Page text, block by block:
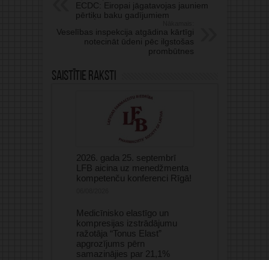
ECDC: Eiropai jāgatavojas jauniem
pērtiķu baku gadījumiem
Veselības inspekcija atgādina kārtīgi
notecināt ūdeni pēc ilgstošas
prombūtnes
Saistītie raksti
2026. gada 25. septembrī
LFB aicina uz menedžmenta
kompetenču konferenci Rīgā!
Medicīnisko elastīgo un
kompresijas izstrādājumu
ražotāja “Tonus Elast”
apgrozījums pērn
samazinājies par 21,1%